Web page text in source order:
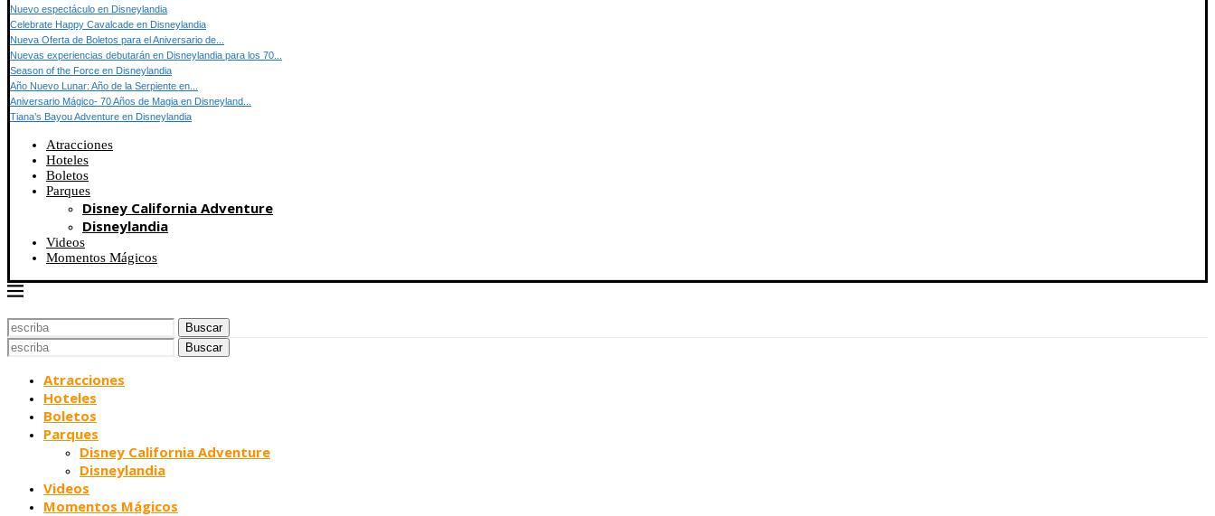
Nuevo espectáculo en Disneylandia
Celebrate Happy Cavalcade en Disneylandia
Nueva Oferta de Boletos para el Aniversario de...
Nuevas experiencias debutarán en Disneylandia para los 70...
Season of the Force en Disneylandia
Año Nuevo Lunar: Año de la Serpiente en...
Aniversario Mágico- 70 Años de Magia en Disneyland...
Tiana’s Bayou Adventure en Disneylandia
Atracciones
Hoteles
Boletos
Parques
Disney California Adventure
Disneylandia
Videos
Momentos Mágicos
Buscar
Buscar
Atracciones
Hoteles
Boletos
Parques
Disney California Adventure
Disneylandia
Videos
Momentos Mágicos